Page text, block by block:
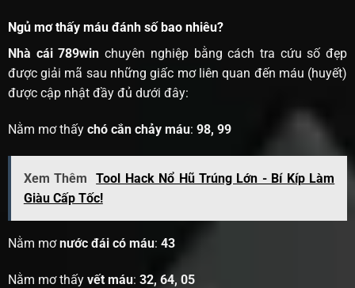
Ngủ mơ thấy máu đánh số bao nhiêu?
Nhà cái 789win chuyên nghiệp bằng cách tra cứu số đẹp
được giải mã sau những giấc mơ liên quan đến máu (huyết)
được cập nhật đầy đủ dưới đây:
Nằm mơ thấychó cắn chảy máu: 98, 99
Xem Thêm
Tool Hack Nổ Hũ Trúng Lớn - Bí Kíp Làm
Giàu Cấp Tốc!
Nằm mơnước đái có máu: 43
Nằm mơ thấy vết máu: 32, 64, 05